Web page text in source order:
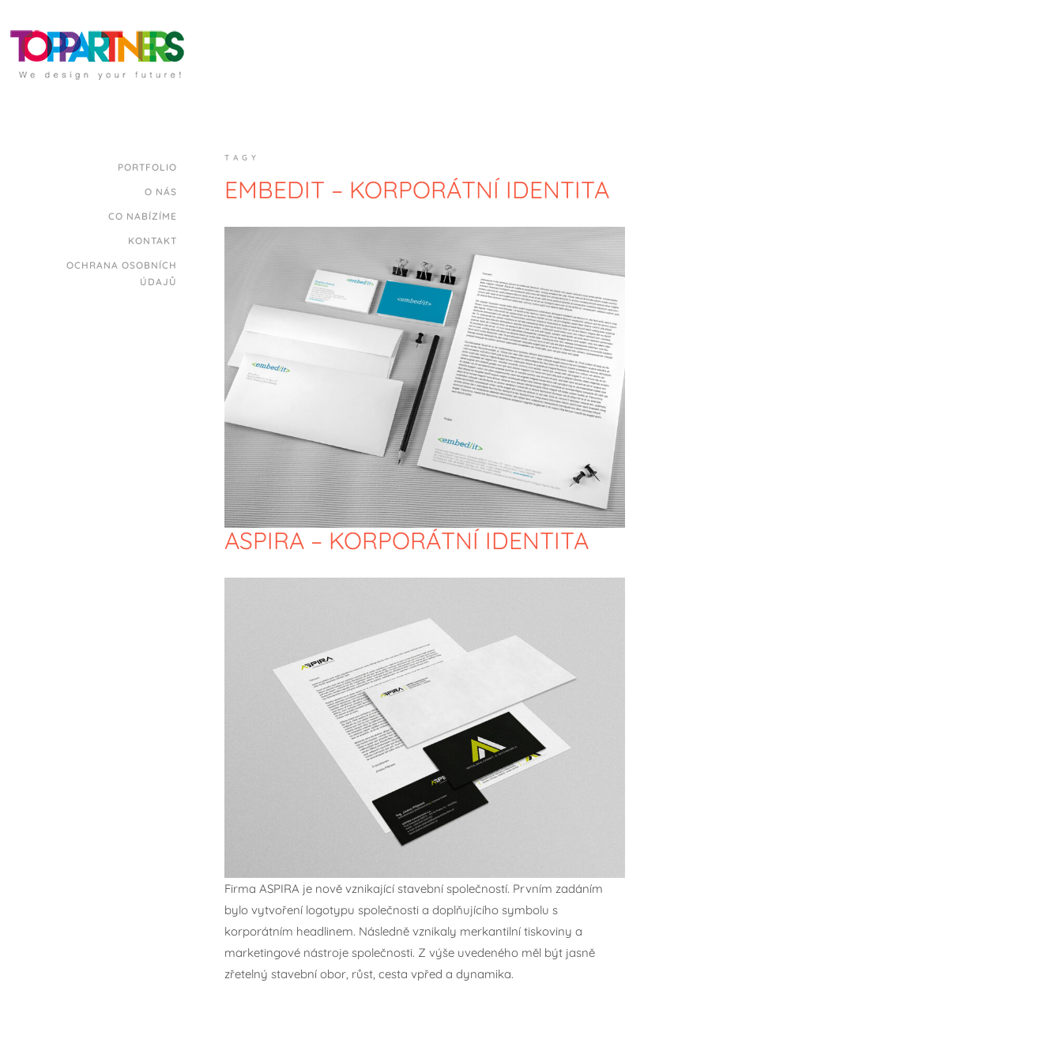
PORTFOLIO
O NÁS
CO NABÍZÍME
KONTAKT
OCHRANA OSOBNÍCH
ÚDAJŮ
TAGY
EMBEDIT – KORPORÁTNÍ IDENTITA
ASPIRA – KORPORÁTNÍ IDENTITA
Firma ASPIRA je nově vznikající stavební společností. Prvním zadáním
bylo vytvoření logotypu společnosti a doplňujícího symbolu s
korporátním headlinem. Následně vznikaly merkantilní tiskoviny a
marketingové nástroje společnosti. Z výše uvedeného měl být jasně
zřetelný stavební obor, růst, cesta vpřed a dynamika.